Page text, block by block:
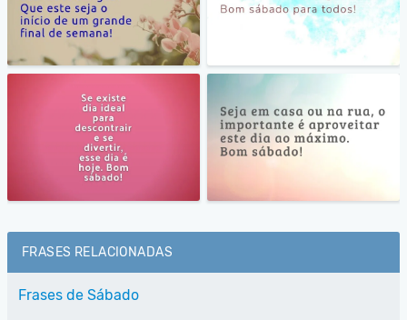
FRASES RELACIONADAS
Frases de Sábado